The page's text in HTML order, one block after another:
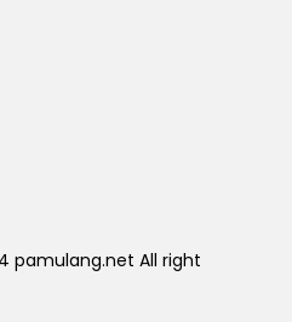
pamulang.net All right